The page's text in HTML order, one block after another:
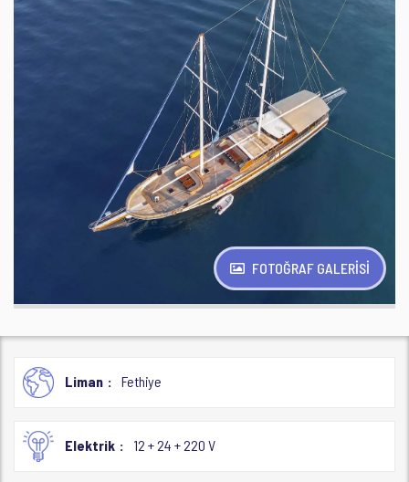
FOTOĞRAF GALERİSİ
Liman Fethiye
Elektrik 12 + 24 + 220 V